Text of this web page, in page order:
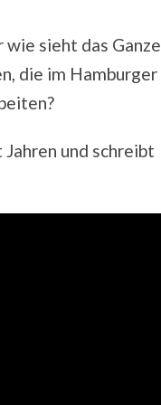
wie sieht das Ganze
die im Hamburger
und schreibt